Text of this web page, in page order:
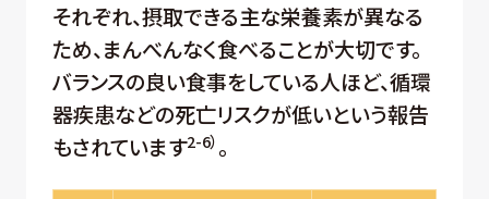
それぞれ、摂取できる主な栄養素が異なる
ため、まんべんなく食べることが大切です。
バランスの良い食事をしている人ほど、循環
器疾患などの死亡リスクが低いという報告
もされています2-6）。